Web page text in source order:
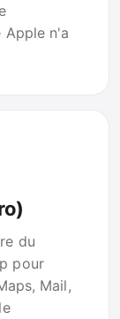
Apple n'a
du
pour
Mail,